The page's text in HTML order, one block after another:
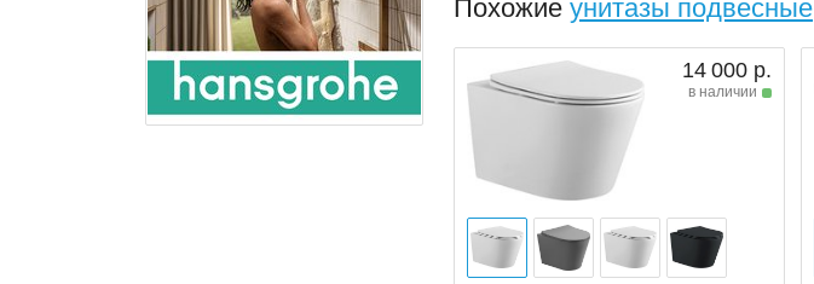
Похожие унитазы подвесные
14 000 р.
в наличии